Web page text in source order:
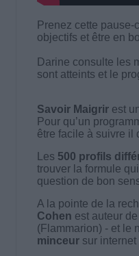
Prenez cette
objectifs et être en
Darine consulte les
sont atteints et le
Savoir Maigrirest
Pour qu’un
être facile à suivre il
Les 500 profils
trouver la formule
question de bon
A la pointe de la
Cohen est auteur
(Flammarion) - et le
minceursur internet